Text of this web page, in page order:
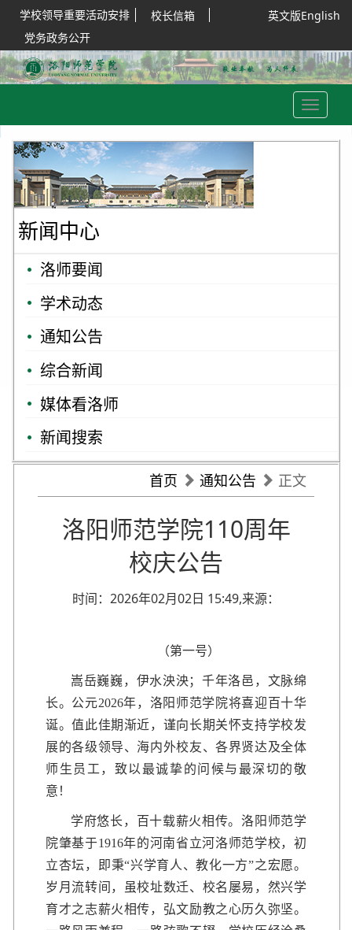
学校领导重要活动安排
校长信箱
党务政务公开
英文版English
Toggle
navigation
新闻中心
洛师要闻
学术动态
通知公告
综合新闻
媒体看洛师
新闻搜索
首页 通知公告 正文
洛阳师范学院110周年
校庆公告
时间：2026年02月02日 15:49,来源：
（第一号）
嵩岳巍巍，伊水泱泱；千年洛邑，文脉绵
长。公元2026年，洛阳师范学院将喜迎百十华
诞。值此佳期渐近，谨向长期关怀支持学校发
展的各级领导、海内外校友、各界贤达及全体
师生员工，致以最诚挚的问候与最深切的敬
意！
学府悠长，百十载薪火相传。洛阳师范学
院肇基于1916年的河南省立河洛师范学校，初
立杏坛，即秉“兴学育人、教化一方”之宏愿。
岁月流转间，虽校址数迁、校名屡易，然兴学
育才之志薪火相传，弘文励教之心历久弥坚。